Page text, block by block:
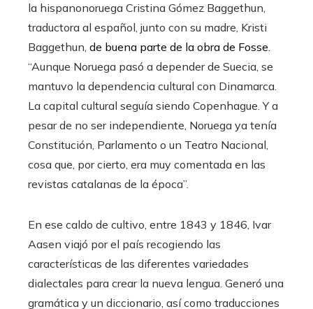
la hispanonoruega Cristina Gómez Baggethun,
traductora al español, junto con su madre, Kristi
Baggethun, de buena parte de la obra de Fosse.
“Aunque Noruega pasó a depender de Suecia, se
mantuvo la dependencia cultural con Dinamarca.
La capital cultural seguía siendo Copenhague. Y a
pesar de no ser independiente, Noruega ya tenía
Constitución, Parlamento o un Teatro Nacional,
cosa que, por cierto, era muy comentada en las
revistas catalanas de la época”.
En ese caldo de cultivo, entre 1843 y 1846, Ivar
Aasen viajó por el país recogiendo las
características de las diferentes variedades
dialectales para crear la nueva lengua. Generó una
gramática y un diccionario, así como traducciones